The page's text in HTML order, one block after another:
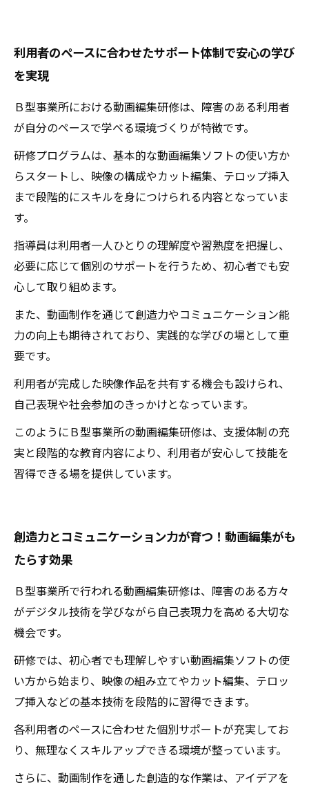
利用者のペースに合わせたサポート体制で安心の学び
を実現
Ｂ型事業所における動画編集研修は、障害のある利用者
が自分のペースで学べる環境づくりが特徴です。
研修プログラムは、基本的な動画編集ソフトの使い方か
らスタートし、映像の構成やカット編集、テロップ挿入
まで段階的にスキルを身につけられる内容となっていま
す。
指導員は利用者一人ひとりの理解度や習熟度を把握し、
必要に応じて個別のサポートを行うため、初心者でも安
心して取り組めます。
また、動画制作を通じて創造力やコミュニケーション能
力の向上も期待されており、実践的な学びの場として重
要です。
利用者が完成した映像作品を共有する機会も設けられ、
自己表現や社会参加のきっかけとなっています。
このようにＢ型事業所の動画編集研修は、支援体制の充
実と段階的な教育内容により、利用者が安心して技能を
習得できる場を提供しています。
創造力とコミュニケーション力が育つ！動画編集がも
たらす効果
Ｂ型事業所で行われる動画編集研修は、障害のある方々
がデジタル技術を学びながら自己表現力を高める大切な
機会です。
研修では、初心者でも理解しやすい動画編集ソフトの使
い方から始まり、映像の組み立てやカット編集、テロッ
プ挿入などの基本技術を段階的に習得できます。
各利用者のペースに合わせた個別サポートが充実してお
り、無理なくスキルアップできる環境が整っています。
さらに、動画制作を通した創造的な作業は、アイデアを